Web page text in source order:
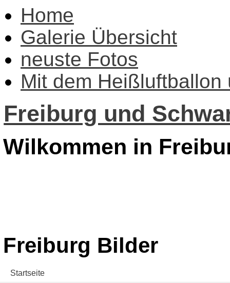
Home
Galerie Übersicht
neuste Fotos
Mit dem Heißluftballon
Freiburg und
Wilkommen in
Freiburg Bilder
Startseite